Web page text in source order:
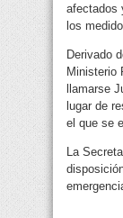
afectados
los
Derivado
Ministerio
llamarse
lugar de
el que se
La